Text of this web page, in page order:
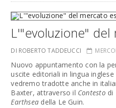
L'"evoluzione"
DI ROBERTO TADDEUCCI
Nuovo appuntamento con la
uscite editoriali in lingua
vedremo tradotte anche in
Baxter, attraverso il Contestodi
Earthsea della Le Guin.